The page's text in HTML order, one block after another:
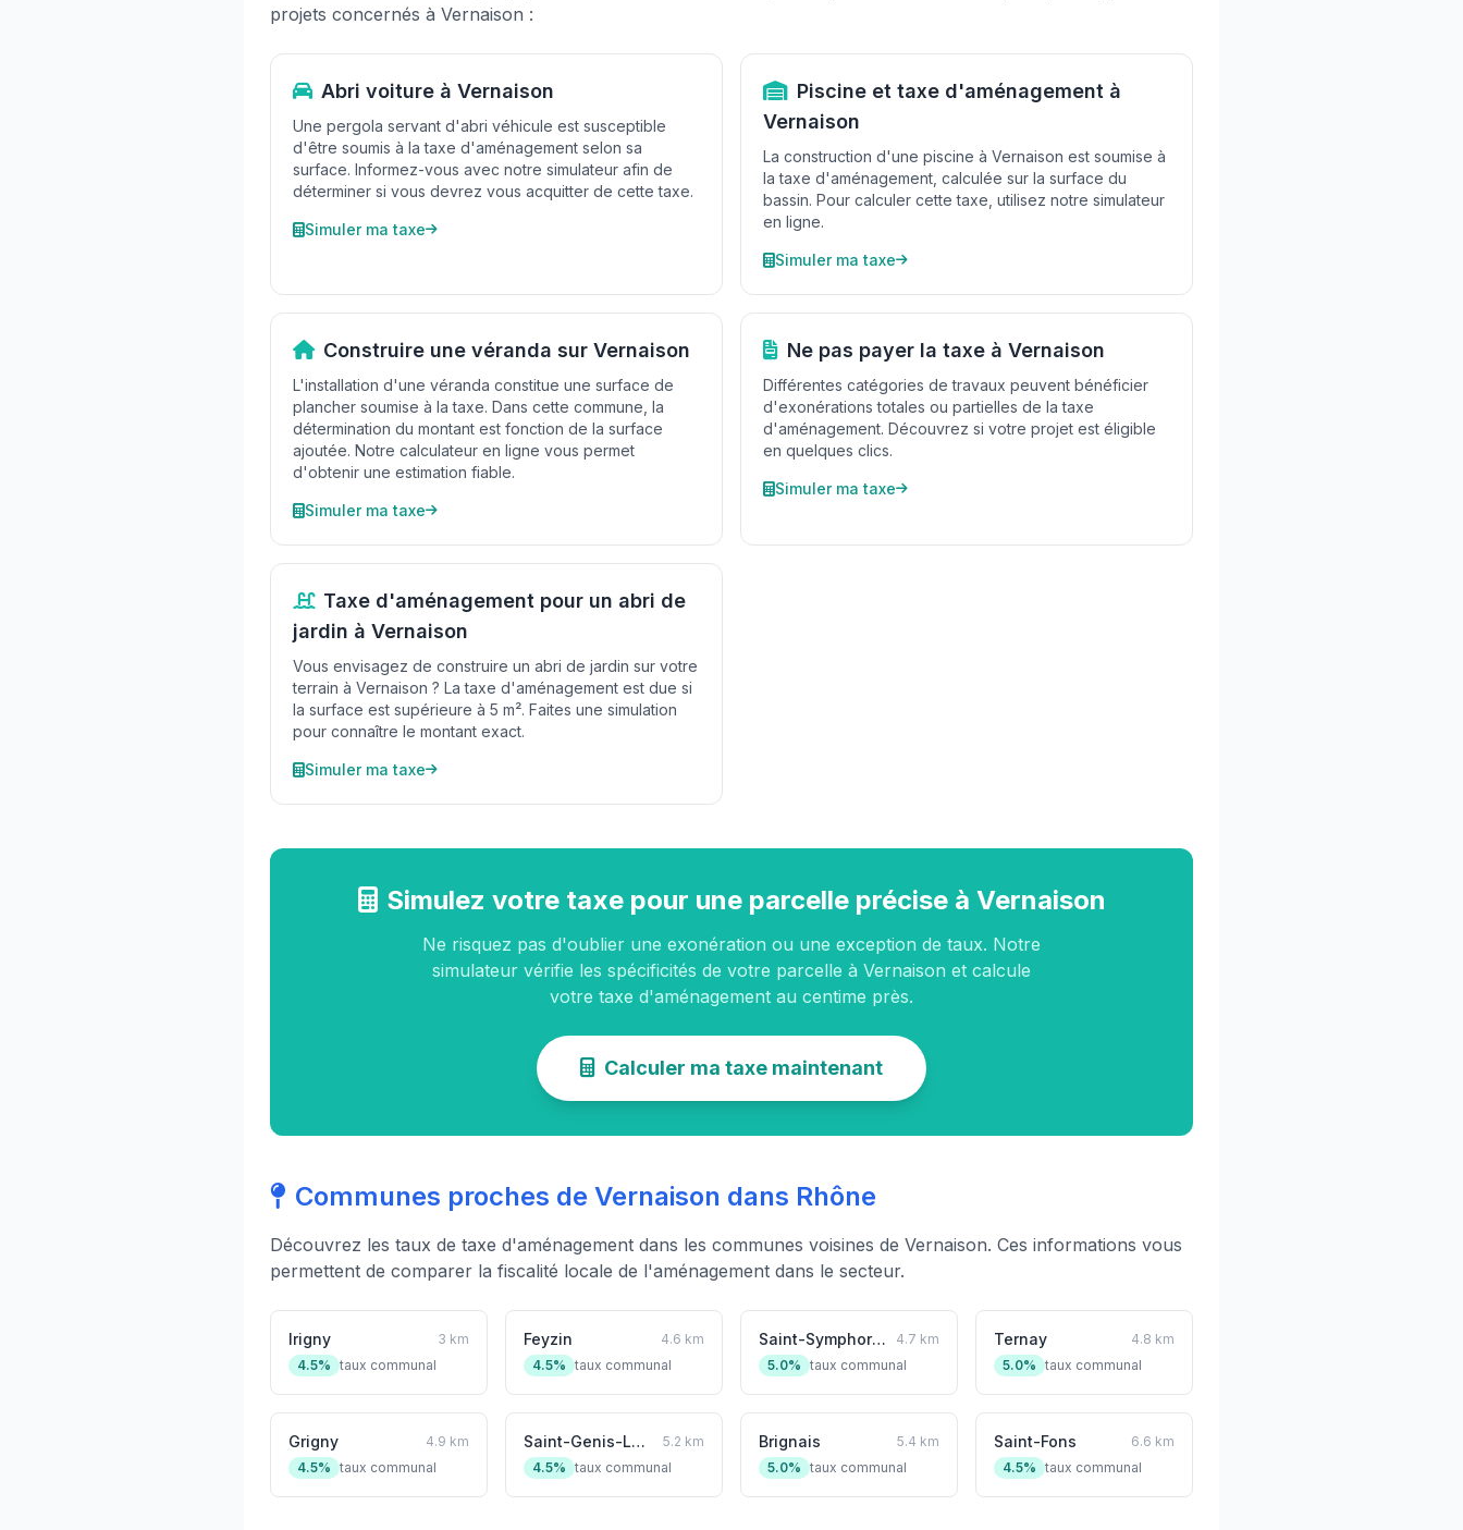
projets concernés à Vernaison :
Abri voiture à Vernaison
Une pergola servant d'abri véhicule est susceptible
d'être soumis à la taxe d'aménagement selon sa
surface. Informez-vous avec notre simulateur afin de
déterminer si vous devrez vous acquitter de cette taxe.
Simuler ma taxe
Piscine et taxe d'aménagement à
Vernaison
La construction d'une piscine à Vernaison est soumise à
la taxe d'aménagement, calculée sur la surface du
bassin. Pour calculer cette taxe, utilisez notre simulateur
en ligne.
Simuler ma taxe
Construire une véranda sur Vernaison
L'installation d'une véranda constitue une surface de
plancher soumise à la taxe. Dans cette commune, la
détermination du montant est fonction de la surface
ajoutée. Notre calculateur en ligne vous permet
d'obtenir une estimation fiable.
Simuler ma taxe
Ne pas payer la taxe à Vernaison
Différentes catégories de travaux peuvent bénéficier
d'exonérations totales ou partielles de la taxe
d'aménagement. Découvrez si votre projet est éligible
en quelques clics.
Simuler ma taxe
Taxe d'aménagement pour un abri de
jardin à Vernaison
Vous envisagez de construire un abri de jardin sur votre
terrain à Vernaison ? La taxe d'aménagement est due si
la surface est supérieure à 5 m². Faites une simulation
pour connaître le montant exact.
Simuler ma taxe
Simulez votre taxe pour une parcelle précise à Vernaison
Ne risquez pas d'oublier une exonération ou une exception de taux. Notre
simulateur vérifie les spécificités de votre parcelle à Vernaison et calcule
votre taxe d'aménagement au centime près.
Calculer ma taxe maintenant
Communes proches de Vernaison dans Rhône
Découvrez les taux de taxe d'aménagement dans les communes voisines de Vernaison. Ces informations vous
permettent de comparer la fiscalité locale de l'aménagement dans le secteur.
Irigny
3 km
4.5% taux communal
Feyzin
4.6 km
4.5% taux communal
Saint-Symphorien-d'Ozon
4.7 km
5.0% taux communal
Ternay
4.8 km
5.0% taux communal
Grigny
4.9 km
4.5% taux communal
Saint-Genis-Laval
5.2 km
4.5% taux communal
Brignais
5.4 km
5.0% taux communal
Saint-Fons
6.6 km
4.5% taux communal